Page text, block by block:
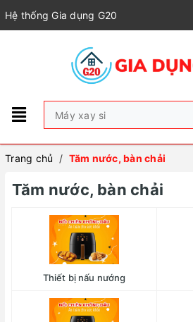
Hệ thống Gia dụng G20
Trang chủ / Tăm nước, bàn chải
Tăm nước, bàn chải
Thiết bị nấu nướng